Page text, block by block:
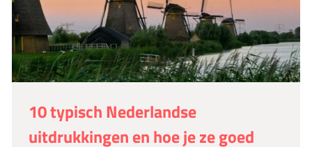
10 typisch Nederlandse
uitdrukkingen en hoe je ze goed